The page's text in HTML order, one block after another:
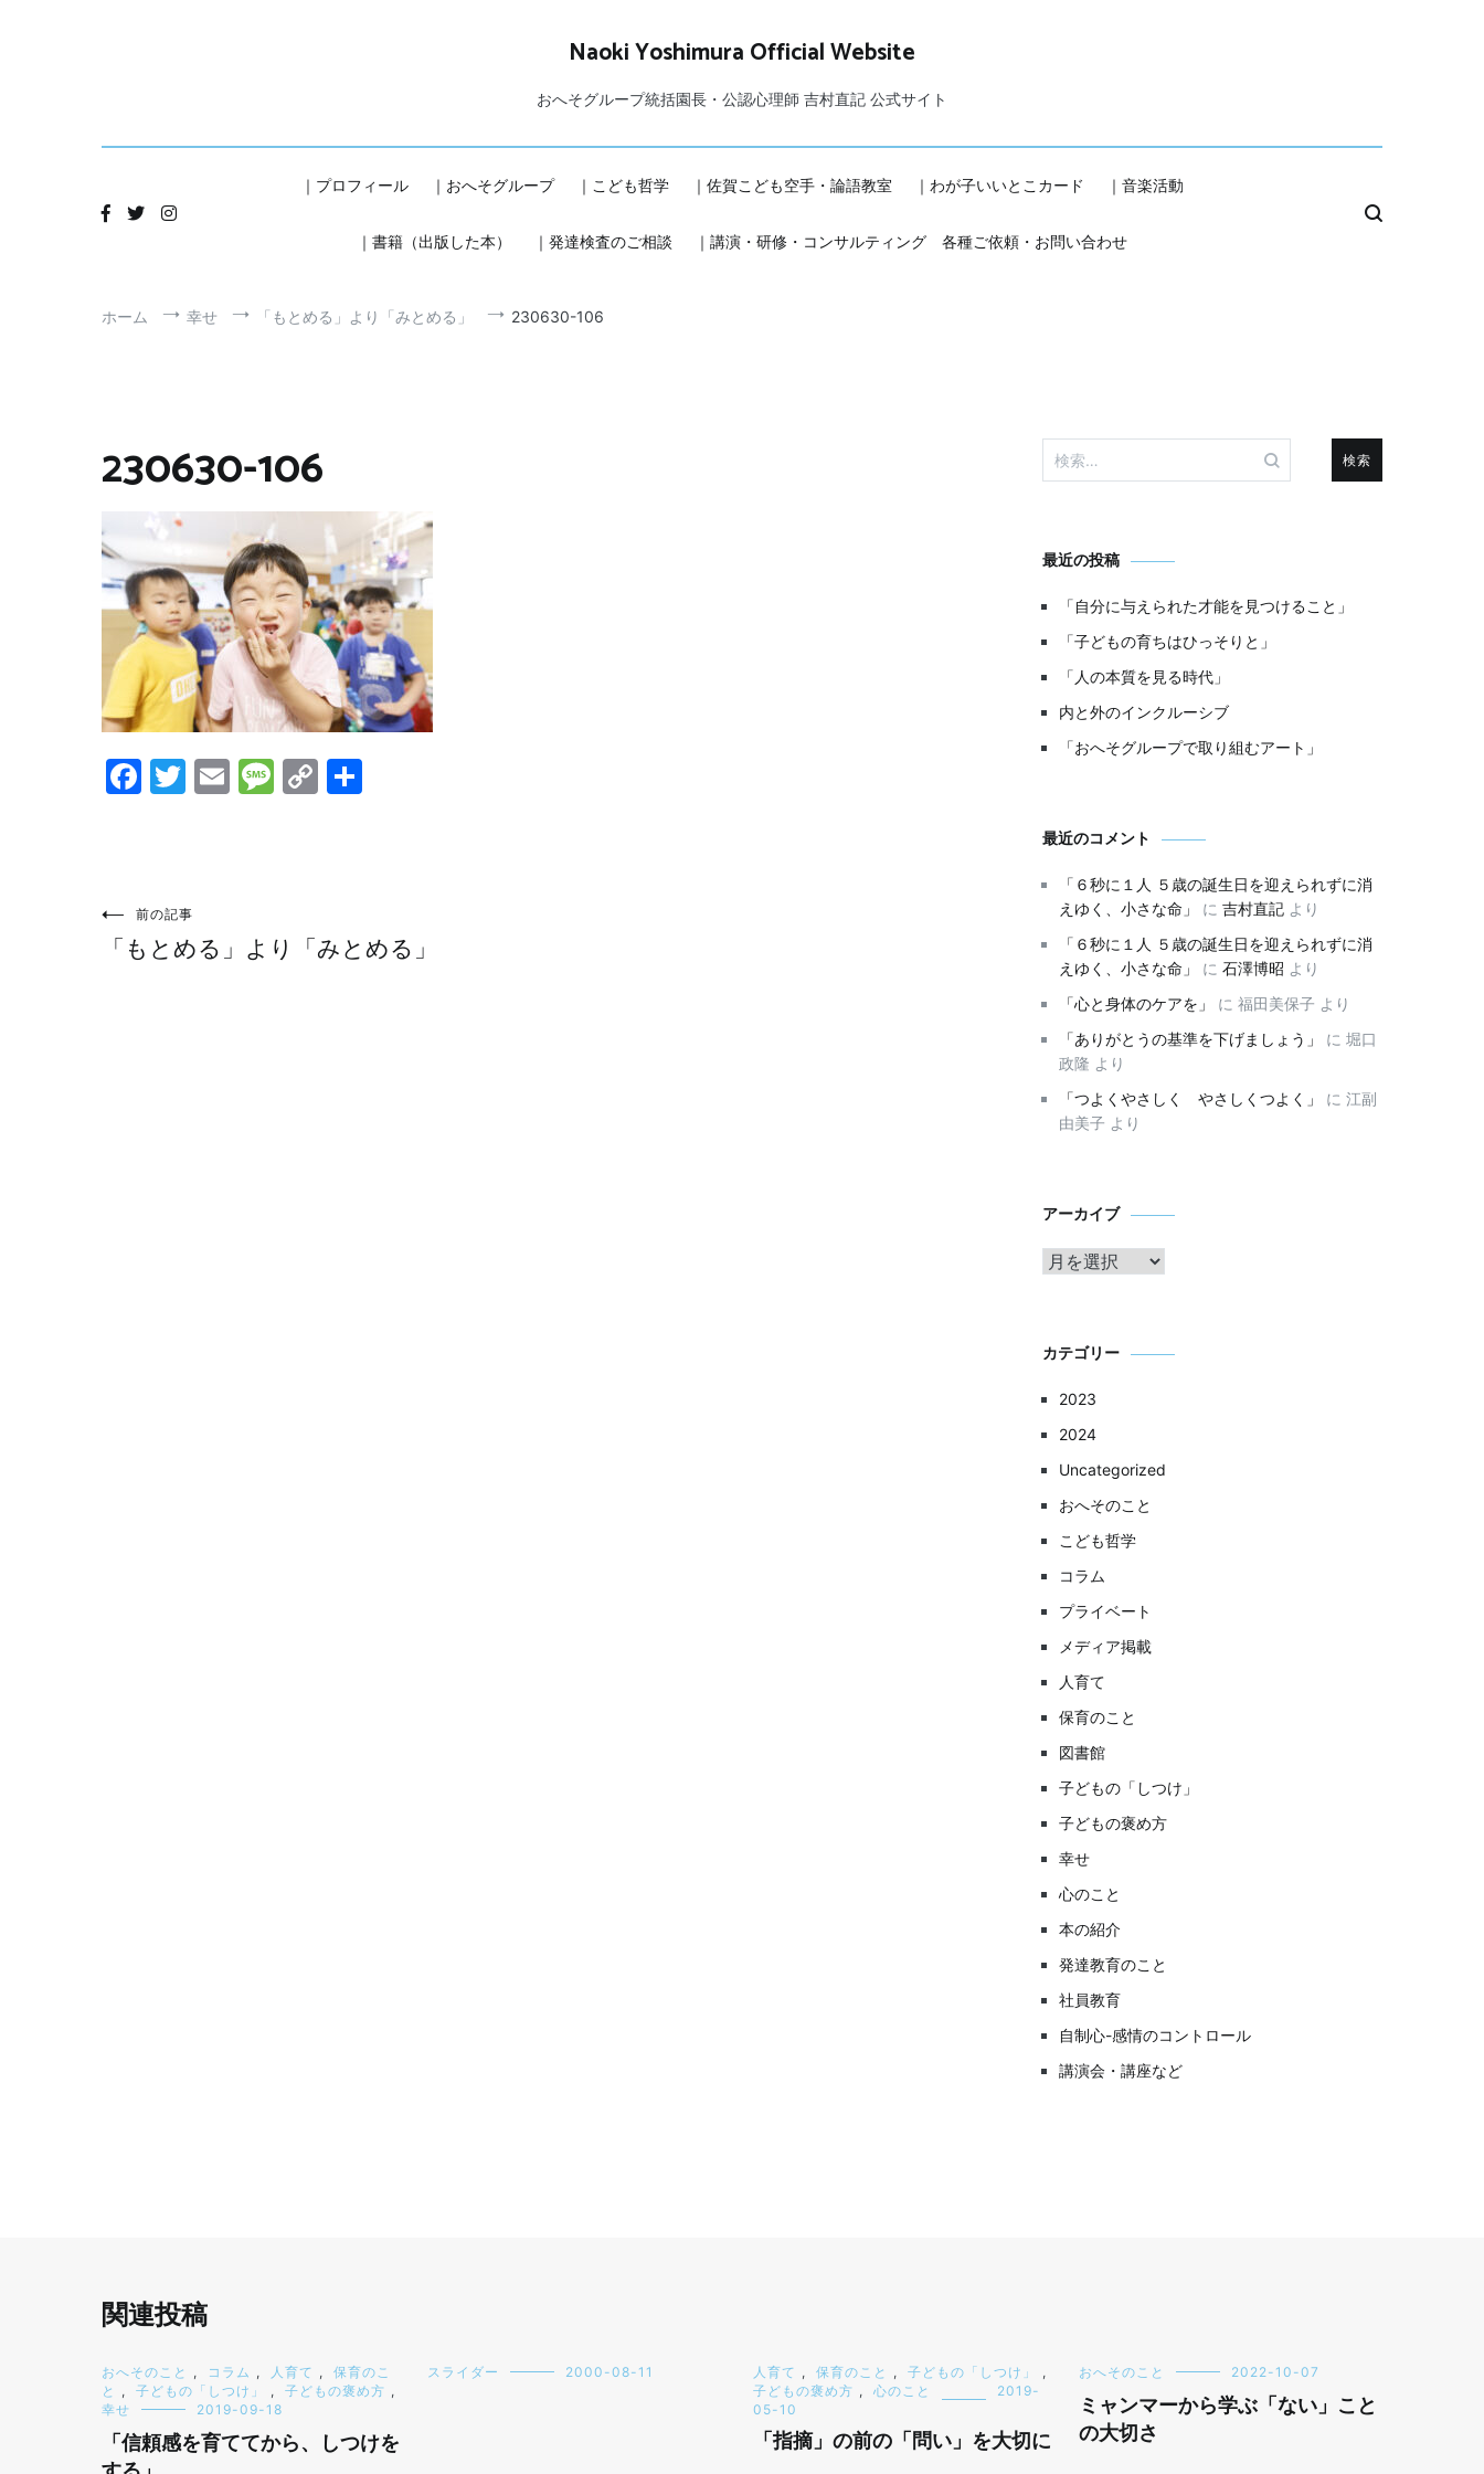
Naoki Yoshimura Official Website
おへそグループ統括園長・公認心理師 吉村直記 公式サイト
｜プロフィール ｜おへそグループ ｜こども哲学 ｜佐賀こども空手・論語教室 ｜わが子いいとこカード ｜音楽活動
｜書籍（出版した本） ｜発達検査のご相談 ｜講演・研修・コンサルティング 各種ご依頼・お問い合わせ
ホーム 幸せ 「もとめる」より「みとめる」 230630-106
230630-106
Facebook
Twitter
EmailMessage
Copy
投前の記事
「もとめる」より「みとめる」
検
索:
最近の投稿
「自分に与えられた才能を見つけること」
「子どもの育ちはひっそりと」
「人の本質を見る時代」
内と外のインクルーシブ
「おへそグループで取り組むアート」
最近のコメント
「６秒に１人 ５歳の誕生日を迎えられずに消
えゆく、小さな命」
に 吉村直記 より
「６秒に１人 ５歳の誕生日を迎えられずに消
えゆく、小さな命」
に 石澤博昭 より
「心と身体のケアを」
に 福田美保子 より
「ありがとうの基準を下げましょう」
に 堀口
政隆 より
「つよくやさしく やさしくつよく」
に 江副
由美子 より
アーカイブア
カテゴリー
2023
2024
Uncategorized
おへそのこと
こども哲学
コラム
プライベート
メディア掲載
人育て
保育のこと
図書館
子どもの「しつけ」
子どもの褒め方
幸せ
心のこと
本の紹介
発達教育のこと
社員教育
自制心-感情のコントロール
講演会・講座など
関連投稿
おへそのこと , コラム , 人育て ,
保育のこ
と
, 子どもの「しつけ」 , 子どもの褒め方 ,
幸せ
2019-09-18
「信頼感を育ててから、しつけを
スライダー 2000-08-11 人育て , 保育のこと , 子どもの「しつけ」
,
子どもの褒め方 , 心のこと
2019-
05-10
「指摘」の前の「問い」を大切に
おへそのこと 2022-10-07
ミャンマーから学ぶ「ない」こと
の大切さ